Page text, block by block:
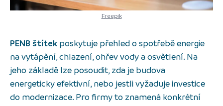
Freepik
PENB štítek poskytuje přehled o spotřebě energie
na vytápění, chlazení, ohřev vody a osvětlení. Na
jeho základě lze posoudit, zda je budova
energeticky efektivní, nebo jestli vyžaduje investice
do modernizace. Pro firmy to znamená konkrétní